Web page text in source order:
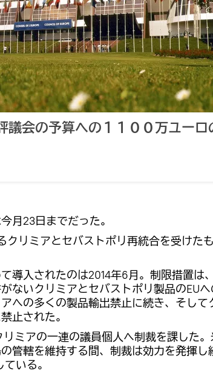
議会の予算への１１００万ユーロ
月23日までだった。
クリミアとセバストポリ再統合を受けた
導入されたのは2014年6月。制限措置は
ないクリミアとセバストポリ製品のEU
への多くの製品輸出禁止に続き、そして
止された。
ミアの一連の議員個人へ制裁を課した
管轄を維持する間、制裁は効力を発揮し
いる。